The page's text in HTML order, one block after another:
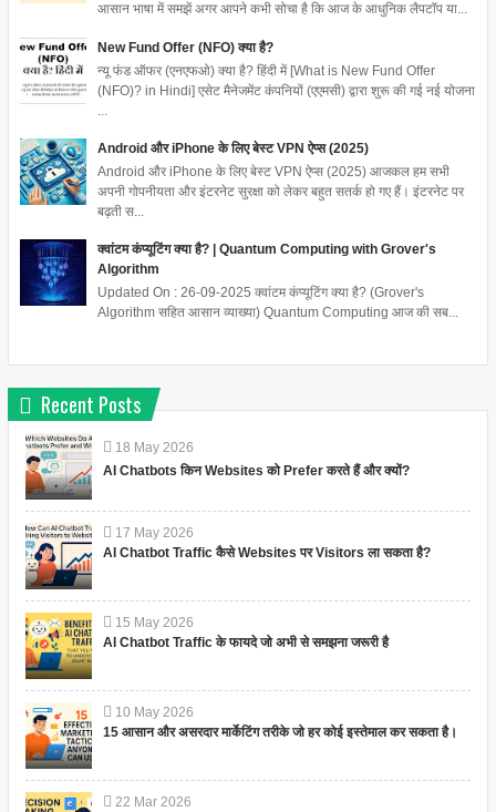
आसान भाषा में समझें अगर आपने कभी सोचा है कि आज के आधुनिक लैपटॉप या...
New Fund Offer (NFO) क्या है?
न्यू फंड ऑफर (एनएफओ) क्या है? हिंदी में [What is New Fund Offer
(NFO)? in Hindi] एसेट मैनेजमेंट कंपनियों (एएमसी) द्वारा शुरू की गई नई योजना
Android और iPhone के लिए बेस्ट VPN ऐप्स (2025)
Android और iPhone के लिए बेस्ट VPN ऐप्स (2025) आजकल हम सभी
अपनी गोपनीयता और इंटरनेट सुरक्षा को लेकर बहुत सतर्क हो गए हैं। इंटरनेट पर
बढ़ती स...
क्वांटम कंप्यूटिंग क्या है? | Quantum Computing with Grover's
Algorithm
Updated On : 26-09-2025 क्वांटम कंप्यूटिंग क्या है? (Grover's
Algorithm सहित आसान व्याख्या) Quantum Computing आज की सब...
Recent Posts
18 May 2026
AI Chatbots किन Websites को Prefer करते हैं और क्यों?
17 May 2026
AI Chatbot Traffic कैसे Websites पर Visitors ला सकता है?
15 May 2026
AI Chatbot Traffic के फायदे जो अभी से समझना जरूरी है
10 May 2026
15 आसान और असरदार मार्केटिंग तरीके जो हर कोई इस्तेमाल कर सकता है।
22 Mar 2026